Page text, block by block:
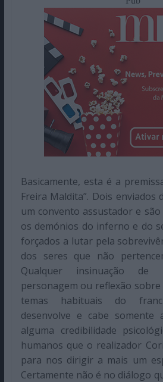
Basicamente, esta é a
Freira Maldita”. Dois enviados
um convento assustador e
os demónios do inferno e do
forçados a lutar pela
dos seres que não
Qualquer insinuação
personagem ou reflexão sobre
temas habituais do
desenvolve e cabe somente
alguma credibilidade
humanos que o realizador
para nos dirigir a mais um
Certamente não é no diálogo